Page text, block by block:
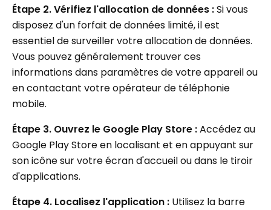
Étape 2.Vérifiez l'allocation de données :Si vous
disposez d'un forfait de données limité, il est
essentiel de surveiller votre allocation de données.
Vous pouvez généralement trouver ces
informations dans paramètres de votre appareil ou
en contactant votre opérateur de téléphonie
mobile.
Étape 3. Ouvrez le Google Play Store :Accédez au
Google Play Store en localisant et en appuyant sur
son icône sur votre écran d'accueil ou dans le tiroir
d'applications.
Étape 4. Localisez l'application : Utilisez la barre